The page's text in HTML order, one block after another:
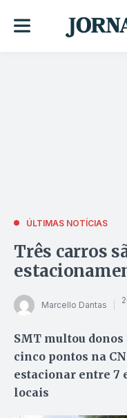
ÚLTIMAS NOTÍCIAS
Três carros
Marcello Dantas
SMT multou donos
cinco pontos na
estacionar entre 7
locais